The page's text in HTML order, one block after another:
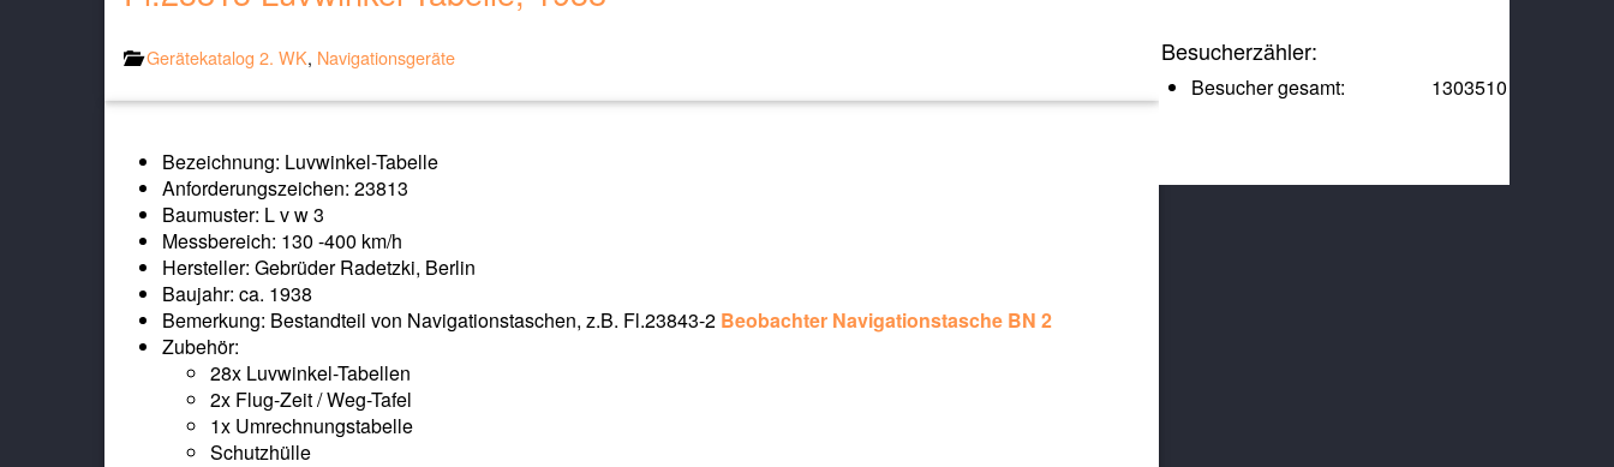
Gerätekatalog 2. WK, Navigationsgeräte
Bezeichnung: Luvwinkel-Tabelle
Anforderungszeichen: 23813
Baumuster: L v w 3
Messbereich: 130 -400 km/h
Hersteller: Gebrüder Radetzki, Berlin
Baujahr: ca. 1938
Bemerkung: Bestandteil von Navigationstaschen, z.B. Fl.23843-2 Beobachter Navigationstasche BN 2
Zubehör:
28x Luvwinkel-Tabellen
2x Flug-Zeit / Weg-Tafel
1x Umrechnungstabelle
Schutzhülle
Besucherzähler:
1303510
Besucher gesamt: